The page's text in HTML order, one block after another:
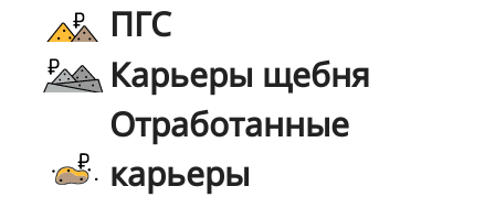
ПГС
Карьеры щебня
Отработанные
карьеры